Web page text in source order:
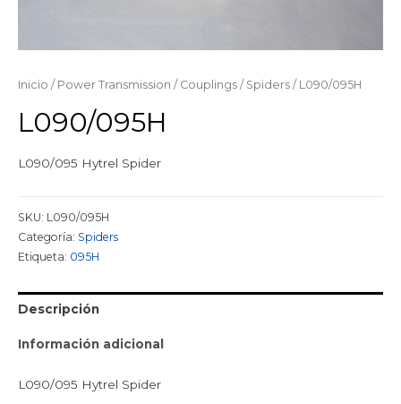
Inicio / Power Transmission / Couplings / Spiders / L090/095H
L090/095H
L090/095 Hytrel Spider
SKU: L090/095H
Categoría: Spiders
Etiqueta: 095H
Descripción
Información adicional
L090/095 Hytrel Spider